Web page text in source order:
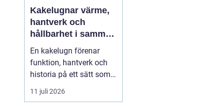
Kakelugnar värme,
hantverk och
hållbarhet i samma
eldstad
En kakelugn förenar
funktion, hantverk och
historia på ett sätt som
få andra
inredningsdetaljer gör.
11 juli 2026